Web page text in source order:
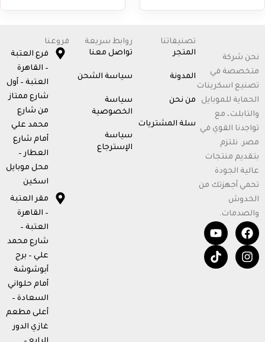
نحن شركة
متخصصة في
تصنيع اسكرينات
الحماية للموبايل
والتابلت، مع
تواجدنا القوي في
مصر. نلتزم
بتقديم منتجات
عالية الجودة
تحمي أجهزتك من
الخدوش
والصدمات.
F
a
c
e
Y
o
u
t
I
n
s
t
T
i
k
t
تصنيفاتنا
المتجر
المدونة
من نحن
سلة المشتريات
روابط سريعة
تواصل معنا
سياسة الشحن
سياسة
الخصوصية
سياسة
الإسترجاع
فروعنا
فرع العتبة
– القاهرة
العتبة – أول
شارع ممتاز
من شارع
محمد علي
أمام شارع
العطار –
محل موبايل
اسكين
مقر العتبة
– القاهرة
العتبة –
شارع محمد
علي – برج
أبوشوشة
أمام حلواني
السعادة –
أعلى مطعم
غازي الدور